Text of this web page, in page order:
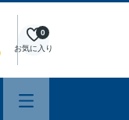
お気に入り
0